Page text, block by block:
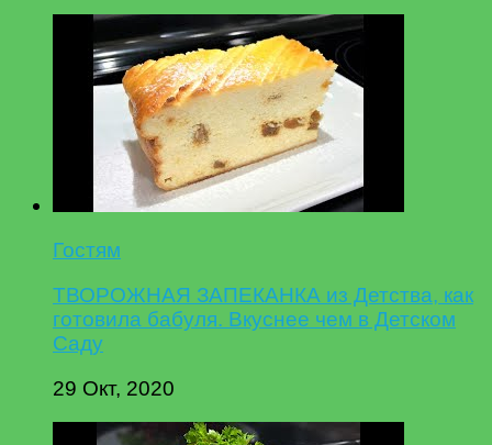
Гостям
ТВОРОЖНАЯ ЗАПЕКАНКА из Детства, как
готовила бабуля. Вкуснее чем в Детском
Саду
29 Окт, 2020